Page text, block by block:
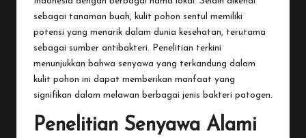
sebagai tanaman buah, kulit pohon sentul memiliki
potensi yang menarik dalam dunia kesehatan, terutama
sebagai sumber antibakteri. Penelitian terkini
menunjukkan bahwa senyawa yang terkandung dalam
kulit pohon ini dapat memberikan manfaat yang
signifikan dalam melawan berbagai jenis bakteri patogen.
Penelitian Senyawa Alami